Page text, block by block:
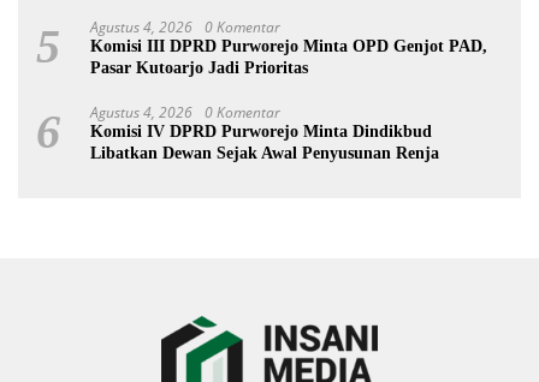
5 Agustus 4, 2026 0 Komentar
Komisi III DPRD Purworejo Minta OPD Genjot PAD,
Pasar Kutoarjo Jadi Prioritas
6 Agustus 4, 2026 0 Komentar
Komisi IV DPRD Purworejo Minta Dindikbud
Libatkan Dewan Sejak Awal Penyusunan Renja